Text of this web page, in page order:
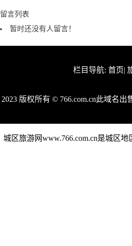
留言列表
暂时还没有人留言！
栏目导航: 首页|
2023 版权所有 © 766.com.cn此域名
城区旅游网www.766.com.cn是城区